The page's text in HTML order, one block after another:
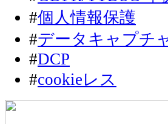
#個人情報保護
#データキャプチ
#DCP
#cookieレス